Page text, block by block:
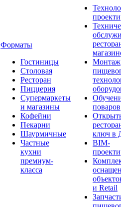
Форматы
Гостиницы
Столовая
Ресторан
Пиццерия
Супермаркеты
и магазины
Кофейни
Пекарни
Шаурмичные
Частные
кухни
премиум-
класса
Монтаж
поваров
ключ в
BIM-
и Retail